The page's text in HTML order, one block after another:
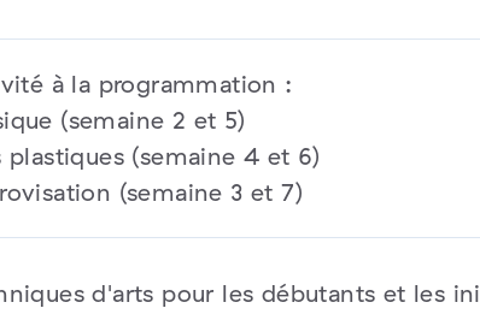
à la programmation :
(semaine 2 et 5)
plastiques (semaine 4 et 6)
(semaine 3 et 7)
d'arts pour les débutants et les